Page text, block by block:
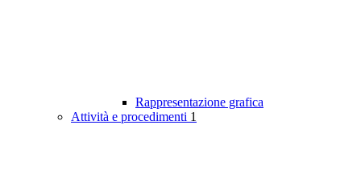
Rappresentazione grafica
Attività e procedimenti 1